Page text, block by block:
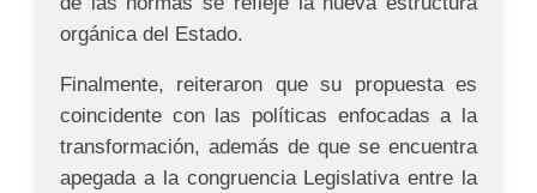
orgánica del Estado.
Finalmente, reiteraron que su propuesta es
coincidente con las políticas enfocadas a la
transformación, además de que se encuentra
apegada a la congruencia Legislativa entre la